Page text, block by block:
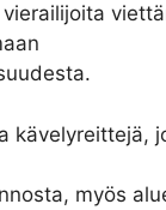
kävelyreittejä,
myös